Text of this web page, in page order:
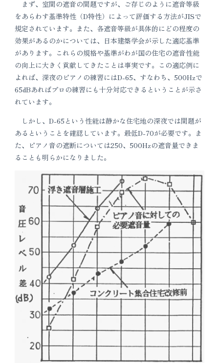
まず、室間の遮音の間題ですが、ご存じのように遮音等級
をあらわす基準特性（D特性）によって評価する方法がJISで
規定されています。また、各遮音等級が具体的にどの程度の
効果があるのかについては、日本建築学会が示した適応基準
があります。これらの規格や基準がわが国の住宅の遮音性能
の向上に大きく貢献してきたことは事実です。この適応例に
よれば、深夜のピアノの練習にはD-65、すなわち、500Hzで
65dBあればプロの練習にも十分対応できるということが示さ
れています。
しかし、D-65という性能は静かな住宅地の深夜では間題が
あるということを確認しています。最低D-70が必要です。ま
た、ピアノ音の遮断については250、500Hzの遮音量できま
ることも明らかになりました。